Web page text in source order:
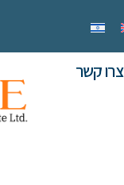
צרו קשר